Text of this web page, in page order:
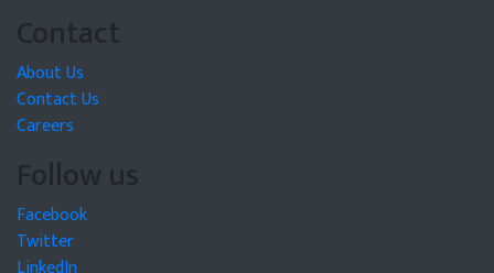
Contact
About Us
Contact Us
Careers
Follow us
Facebook
Twitter